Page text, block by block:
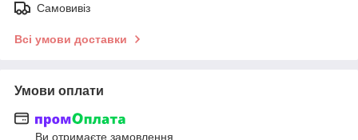
Самовивіз
Всі умови доставки
Умови оплати
Ви отримаєте замовлення